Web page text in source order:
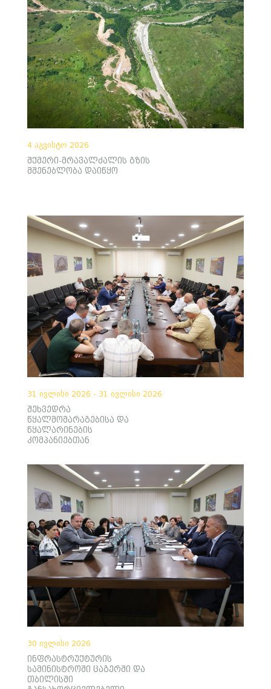
4 აგვისტო 2026
შქმერი-მრავალძალის გზის
მშენებლობა დაიწყო
31 ივლისი 2026 - 31 ივლისი 2026
შეხვედრა
წყალმომარაგებისა და
წყალარინების
კომპანიებთან
30 ივლისი 2026
ინფრასტრუქტურის
სამინისტროში ცაგერში და
თბილისში